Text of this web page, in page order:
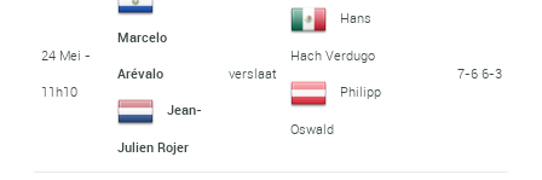
24 Mei -
11h10
Marcelo
Arévalo
Jean-
Julien Rojer
verslaat
Hans
Hach Verdugo
Philipp
Oswald
7-6 6-3